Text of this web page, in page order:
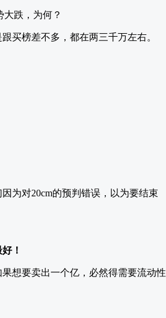
跌，为何？
买榜差不多，都在两三千万左右。
为对20cm的预判错误，以为要结束
！
想要卖出一个亿，必然得需要流动性